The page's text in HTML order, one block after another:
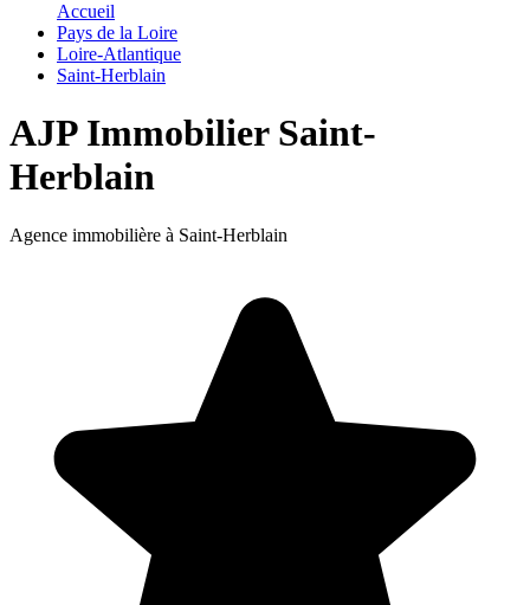
Accueil
Pays de la Loire
Loire-Atlantique
Saint-Herblain
AJP Immobilier Saint-
Herblain
Agence immobilière à Saint-Herblain